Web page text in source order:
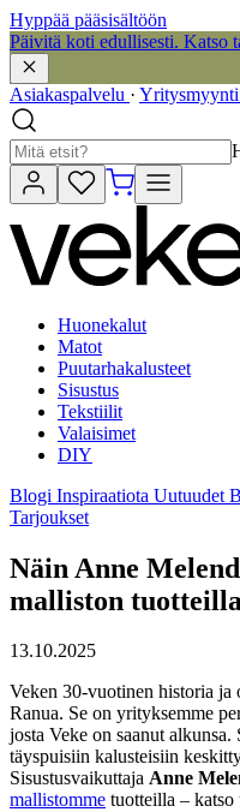
Hyppää pääsisältöön
Päivitä koti edullisesti. Katso
Asiakaspalvelu · Yritysmyynti
Huonekalut
Matot
Puutarhakalusteet
Sisustus
Tekstiilit
Valaisimet
DIY
Blogi Inspiraatiota Uutuudet
Tarjoukset
Näin Anne
malliston
13.10.2025
Veken 30-vuotinen historia ja
Ranua. Se on yrityksemme
josta Veke on saanut
täyspuisiin kalusteisiin
Sisustusvaikuttaja Anne
mallistomme tuotteilla –